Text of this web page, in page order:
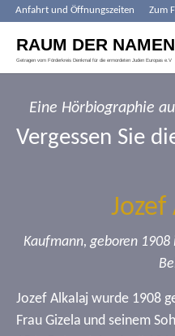
Anfahrt und Öffnungszeiten Zum
Eine Hörbiographie
Vergessen Sie
Jozef
Kaufmann, geboren
Jozef Alkalaj wurde 1908
Frau Gizela und seinem